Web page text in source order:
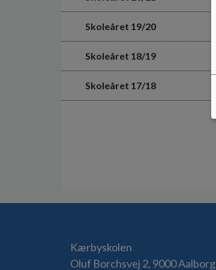
Skoleåret 19/20
Skoleåret 18/19
Skoleåret 17/18
Kærbyskolen
Oluf Borchsvej 2, 9000 Aalborg